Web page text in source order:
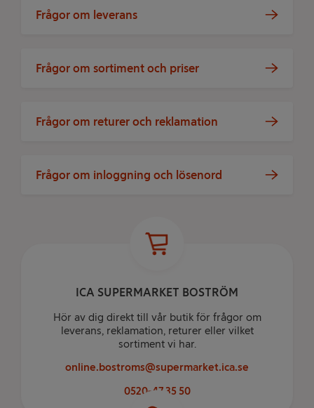
Frågor om leverans
Frågor om sortiment och priser
Frågor om returer och reklamation
Frågor om inloggning och lösenord
ICA SUPERMARKET BOSTRÖM
Hör av dig direkt till vår butik för frågor om
leverans, reklamation, returer eller vilket
sortiment vi har.
online.bostroms@supermarket.ica.se
0520-47 35 50